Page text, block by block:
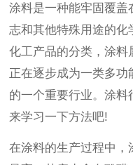
涂料是一种能牢固覆
志和其他特殊用途的化
化工产品的分类，涂
正在逐步成为一类多功
的一个重要行业。涂
来学习一下方法吧!
在涂料的生产过程中，